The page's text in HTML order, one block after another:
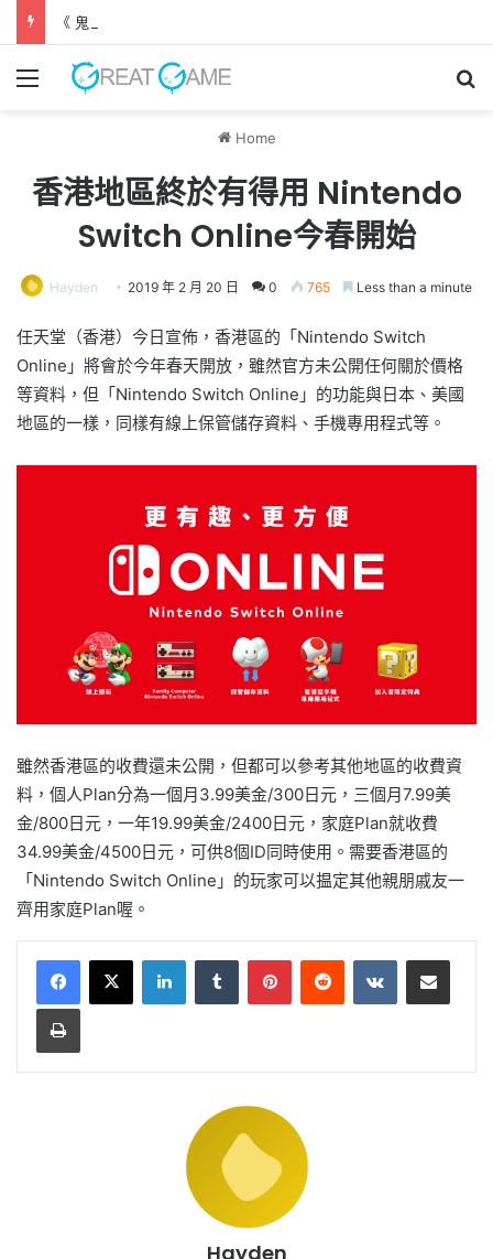
《 鬼武者 劍之道 》 實機試玩報告 源義經將是事件的起源！？
Menu
Home
香港地區終於有得用 Nintendo
Switch Online今春開始
Hayden 2019 年 2 月 20 日 0 765 Less than a minute
任天堂（香港）今日宣佈，香港區的「Nintendo Switch
Online」將會於今年春天開放，雖然官方未公開任何關於價格
等資料，但「Nintendo Switch Online」的功能與日本、美國
地區的一樣，同樣有線上保管儲存資料、手機專用程式等。
雖然香港區的收費還未公開，但都可以參考其他地區的收費資
料，個人Plan分為一個月3.99美金/300日元，三個月7.99美
金/800日元，一年19.99美金/2400日元，家庭Plan就收費
34.99美金/4500日元，可供8個ID同時使用。需要香港區的
「Nintendo Switch Online」的玩家可以揾定其他親朋戚友一
齊用家庭Plan喔。
LinkedInTumblr PinterestReddit VKontakteShare via Email
Print
Hayden